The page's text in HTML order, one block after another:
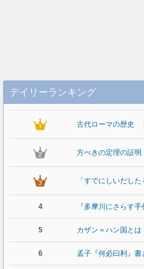
デイリーランキング
古代ローマの歴史
方べきの定理の証明
「すでにしいだし
4 『多摩川にさらす
5 カザン＝ハン国と
6 孟子『何必曰利』